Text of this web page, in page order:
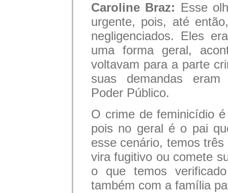
Caroline Braz: Esse
urgente, pois, até
negligenciados. Eles
uma forma geral,
voltavam para a parte
suas demandas eram
Poder Público.
O crime de feminicídio
pois no geral é o pai
esse cenário, temos
vira fugitivo ou comete
o que temos
também com a família